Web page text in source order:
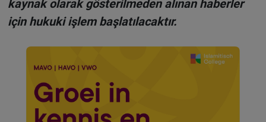
kaynak olarak gösterilmeden alınan haberler
için hukuki işlem başlatılacaktır.